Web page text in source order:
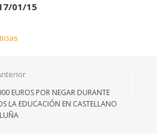
17/01/15
EUROS POR NEGAR DURANTE
LA EDUCACIÓN EN CASTELLANO